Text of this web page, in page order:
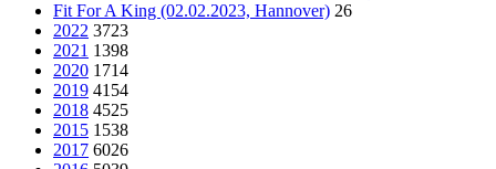
Fit For A King (02.02.2023, Hannover) 26
2022 3723
2021 1398
2020 1714
2019 4154
2018 4525
2015 1538
2017 6026